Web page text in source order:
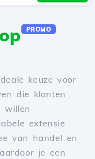
PROMO
keuze voor
die klanten
willen
extensie
van handel en
je een